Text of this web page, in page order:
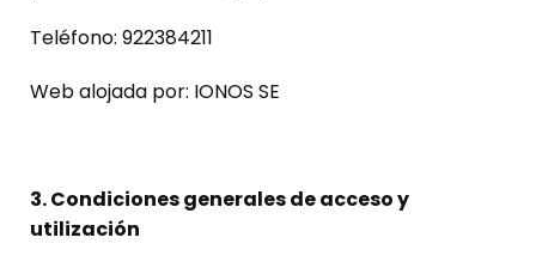
Teléfono: 922384211
Web alojada por: IONOS SE
3. Condiciones generales de acceso y
utilización